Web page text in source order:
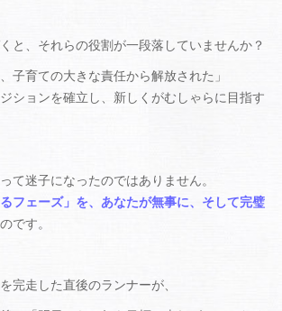
と、それらの役割が一段落していませんか？
子育ての大きな責任から解放された」
ションを確立し、新しくがむしゃらに目指す
て迷子になったのではありません。
るフェーズ」を、あなたが無事に、そして完璧
です。
完走した直後のランナーが、